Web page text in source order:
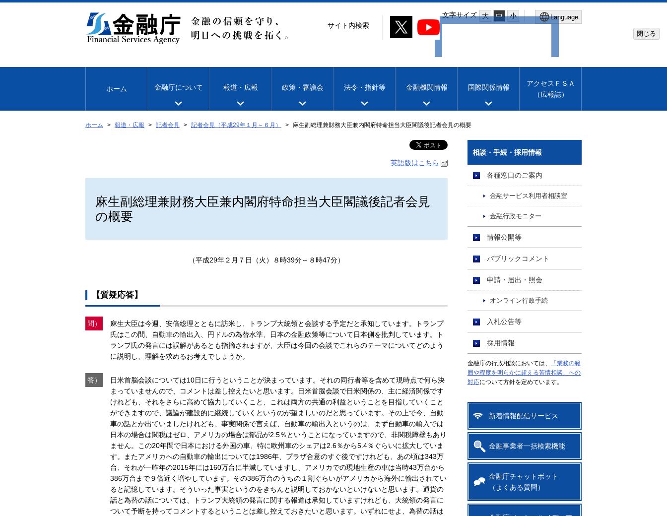
文
移
文字サイズ 大 中 小 Language
Machine translation
閉じる
サイト内検索
ホーム 金融庁について 報道・広報 政策・審議会 法令・指針等 金融機関情報 国際関係情報
アクセスＦＳＡ
（広報誌）
ホーム 報道・広報 記者会見 記者会見（平成29年１月～６月） 麻生副総理兼財務大臣兼内閣府特命担当大臣閣議後記者会見の概要
英語版はこちら
麻生副総理兼財務大臣兼内閣府特命担当大臣閣議後記者会見
の概要
（平成29年２月７日（火）８時39分～８時47分）
【質疑応答】
問）
麻生大臣は今週、安倍総理とともに訪米し、トランプ大統領と会談する予定だと承知しています。トランプ
氏はこの間、自動車の輸出入、円ドルの為替水準、日本の金融政策等について日本側を批判しています。ト
ランプ氏の発言には誤解があるとも指摘されますが、大臣は今回の会談でこれらのテーマについてどのよう
に説明し、理解を求めるお考えでしょうか。
答）
日米首脳会談については10日に行うということが決まっています。それの同行者等を含めて現時点で何ら決
まっていませんので、コメントは差し控えたいと思います。日米首脳会談で日米関係の、主に経済関係です
けれども、それをさらに高めて協力していくこと、これは両方の共通の利益ということを目指していくこと
ができますので、議論が建設的に継続していくというのが望ましいのだと思っています。その上で今、自動
車の話とか出ていましたけれども、事実関係で言えば、自動車の輸出入というのは、まず自動車の輸入では
日本の場合は関税はゼロ、アメリカの場合は部品が2.5％ということになっていますので、非関税障壁もあり
ません。この20年間で日本における外国の車、特に欧州車のシェアは2.6％から5.4％ぐらいに拡大していま
す。またアメリカへの自動車の輸出については1986年、プラザ合意のすぐ後ですけれども、あの頃は343万
台、それが一昨年の2015年には160万台に半減していますし、アメリカでの現地生産の車は当時43万台から
386万台まで９倍近く増やしています。その386万台のうちの１割ぐらいがアメリカから海外に輸出されてい
ると記憶しています。そういった事実というのをきちんと説明しておかないといけないと思います。通貨の
話と為替の話については、トランプ大統領の発言に関する報道は承知していますけれども、大統領の発言に
ついて予断を持ってコメントするということは差し控えておきたいと思います。いずれにせよ、為替の話は
相談・手続・採用情報
各種窓口のご案内
金融サービス利用者相談室
金融行政モニター
情報公開等
パブリックコメント
申請・届出・照会
オンライン行政手続
入札公告等
採用情報
金融庁の行政相談においては、
「業務の範
囲や程度を明らかに超える苦情相談」への
対応について方針を定めています。
新着情報配信サービス
金融事業者一括検索機能
金融庁チャットボット
（よくある質問）